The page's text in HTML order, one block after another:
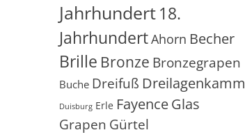
Jahrhundert18.
JahrhundertAhorn Becher
Brille Bronze Bronzegrapen
Buche Dreifuß Dreilagenkamm
Duisburg Erle FayenceGlas
Grapen Gürtel